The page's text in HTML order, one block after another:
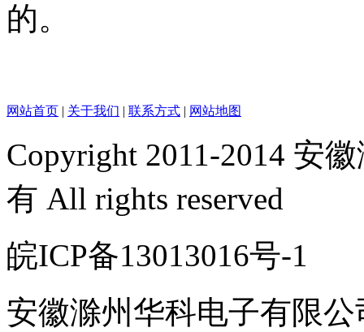
的。
网站首页 | 关于我们 | 联系方式 | 网站地图
Copyright 2011-2014 安
有 All rights reserved
皖ICP备13013016号
安徽滁州华科电子有限公